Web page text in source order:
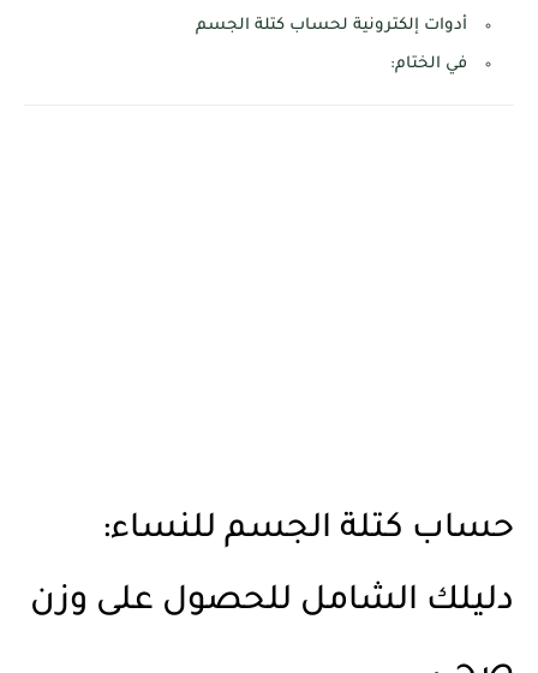
أدوات إلكترونية لحساب كتلة الجسم
في الختام:
حساب كتلة الجسم للنساء:
دليلك الشامل للحصول على وزن